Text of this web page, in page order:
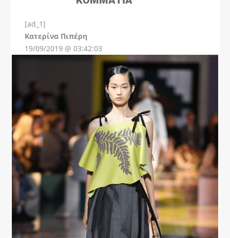
[ad_1]
Kατερίνα Πιπέρη
19/09/2019 @ 03:42:03